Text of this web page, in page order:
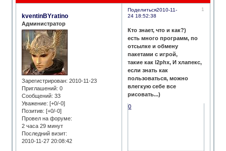
Поделиться 1
2010-11-
24 18:52:38
kventinBYratino
Администратор
Зарегистрирован: 2010-11-23
Приглашений: 0
Сообщений: 33
Уважение: [+0/-0]
Позитив: [+0/-0]
Провел на форуме:
2 часа 29 минут
Последний визит:
2010-11-27 20:08:42
Кто знает, что и как?)
есть много программ, по
отсылке и обмену
пакетами с игрой,
такие как l2phx, И хлапекс,
если знать как
пользоваться, можно
влегкую себе все
рисовать...)
0